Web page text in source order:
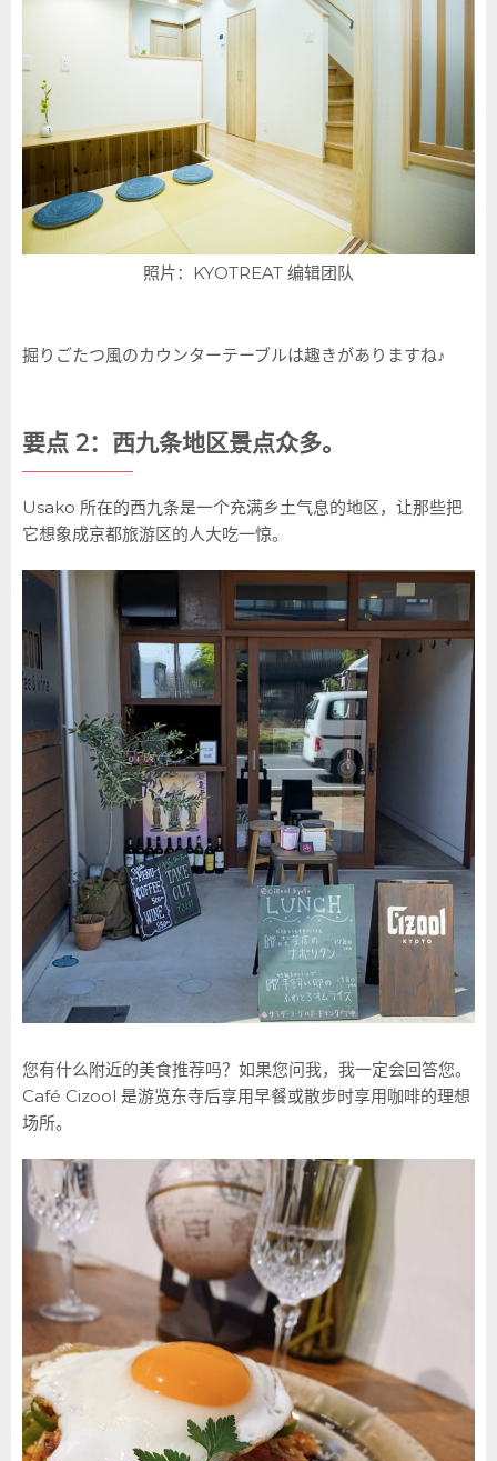
照片：KYOTREAT 编辑团队
掘りごたつ風のカウンターテーブルは趣きがありますね♪
要点 2：西九条地区景点众多。
Usako 所在的西九条是一个充满乡土气息的地区，让那些把
它想象成京都旅游区的人大吃一惊。
您有什么附近的美食推荐吗？如果您问我，我一定会回答您。
Café Cizool 是游览东寺后享用早餐或散步时享用咖啡的理想
场所。